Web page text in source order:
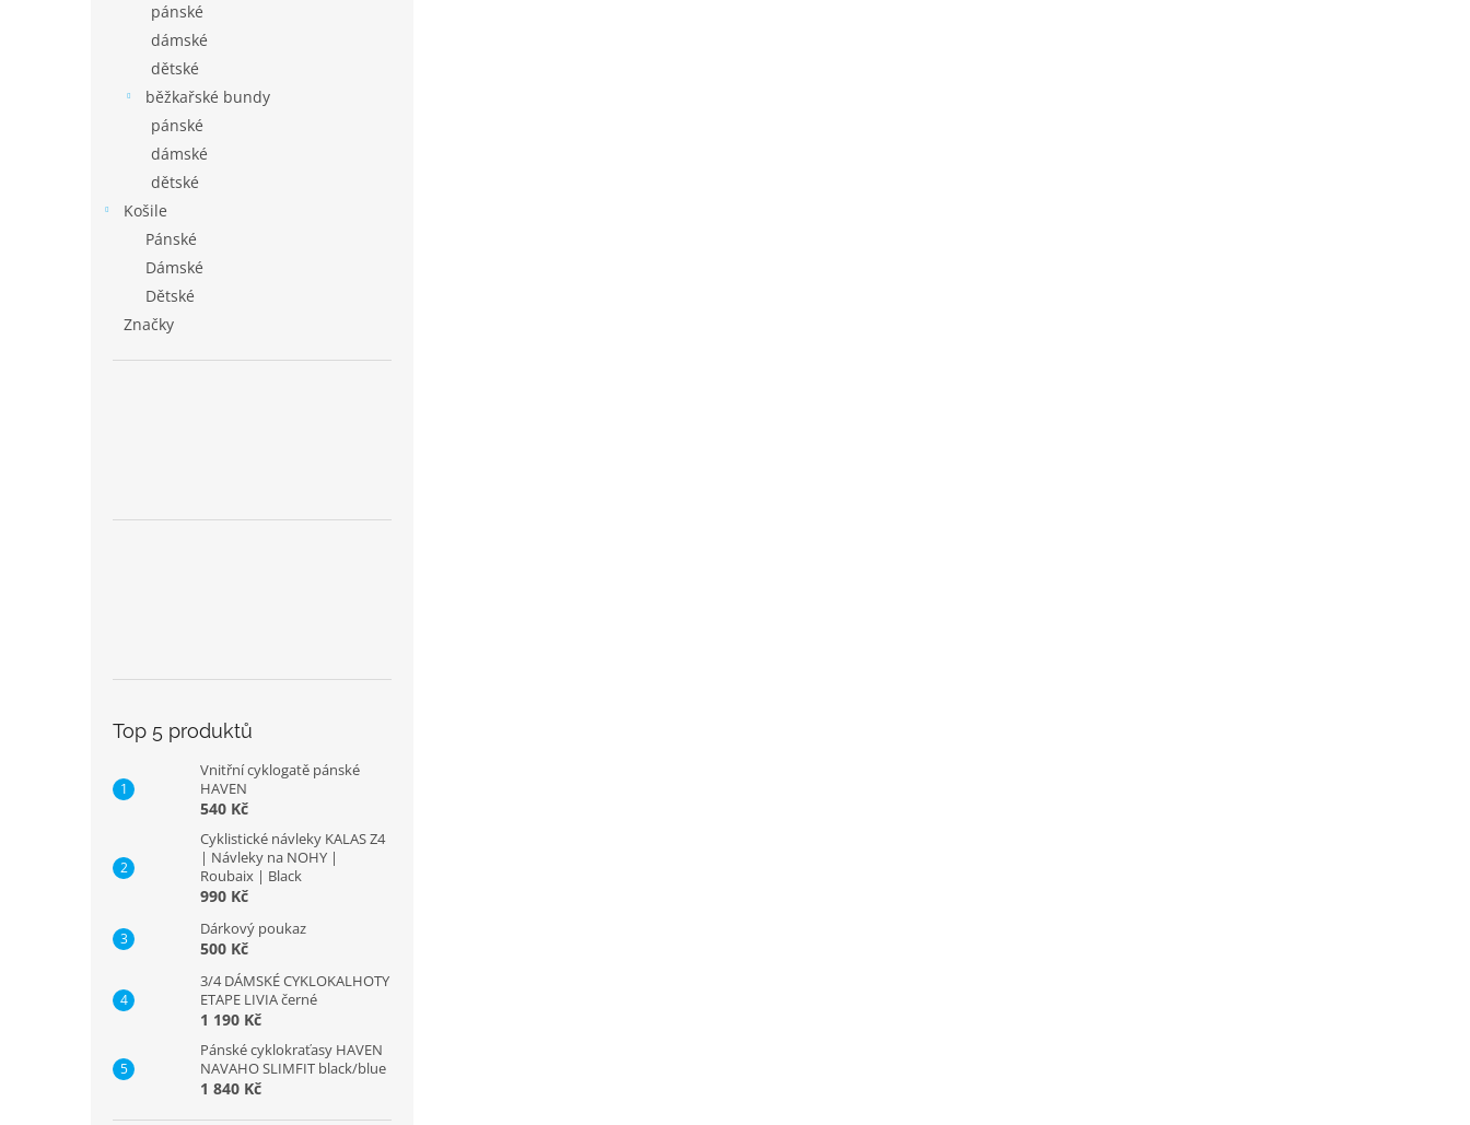
pánské
dámské
dětské
běžkařské bundy
pánské
dámské
dětské
Košile
Pánské
Dámské
Dětské
Značky
Top 5 produktů
Vnitřní cyklogatě pánské
HAVEN
540 Kč
Cyklistické návleky KALAS Z4
| Návleky na NOHY |
Roubaix | Black
990 Kč
Dárkový poukaz
500 Kč
3/4 DÁMSKÉ CYKLOKALHOTY
ETAPE LIVIA černé
1 190 Kč
Pánské cyklokraťasy HAVEN
NAVAHO SLIMFIT black/blue
1 840 Kč